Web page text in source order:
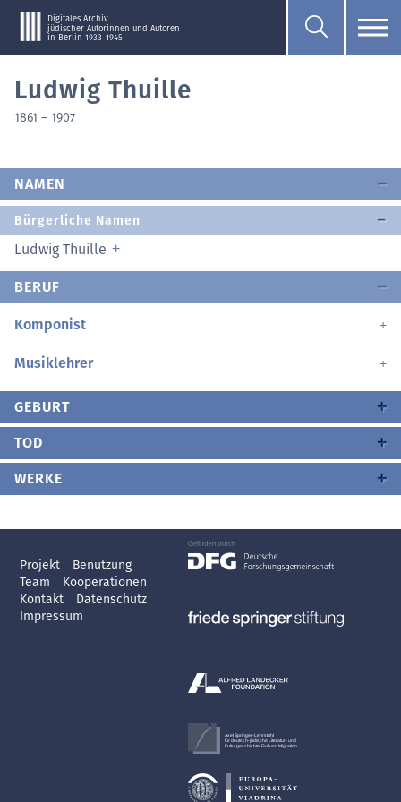
Digitales Archiv
jüdischer Autorinnen und Autoren
in Berlin 1933–1945
Ludwig Thuille
1861 – 1907
NAMEN
Bürgerliche Namen
Ludwig Thuille
BERUF
Komponist
Musiklehrer
GEBURT
TOD
WERKE
Projekt
Benutzung
Team
Kooperationen
Kontakt
Datenschutz
Impressum
Axel Springer-Lehrstuhl
für deutsch-jüdische Literatur- und
Kulturgeschichte, Exil und Migration